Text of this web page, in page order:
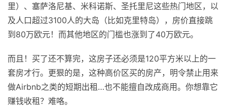
里）、塞萨洛尼基、米科诺斯、圣托里尼这些热门地区，以
及人口超过3100人的大岛（比如克里特岛），房价直接跳
到80万欧元！而其他地区的门槛也涨到了40万欧元。
而且！买了还不算完，这房子还必须是120平方米以上的一
套房才行。更狠的是，这种高价区买的房产，明令禁止用来
做Airbnb之类的短期出租…也不能擅自改成商用。你想靠它
赚钱收租？难咯。